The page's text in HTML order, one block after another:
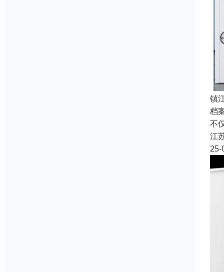
镇
档
不
江
25-